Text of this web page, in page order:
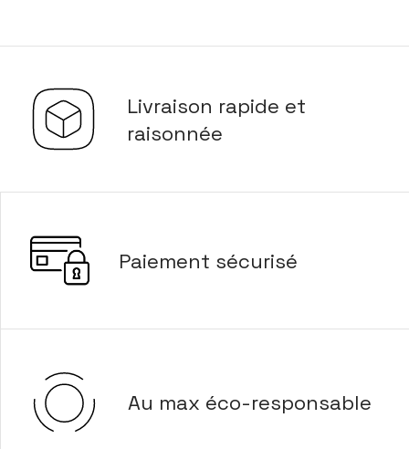
Livraison rapide et
raisonnée
Paiement sécurisé
Au max éco-responsable